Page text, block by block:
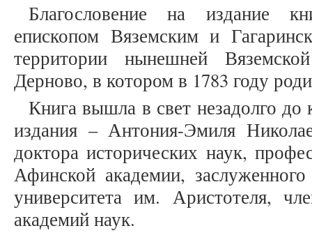
Благословение на издание
епископом Вяземским и
территории нынешней
Дерново, в котором в 1783 году
Книга вышла в свет незадолго до
издания – Антония-Эмиля
доктора исторических наук,
Афинской академии,
университета им. Аристотеля,
академий наук.